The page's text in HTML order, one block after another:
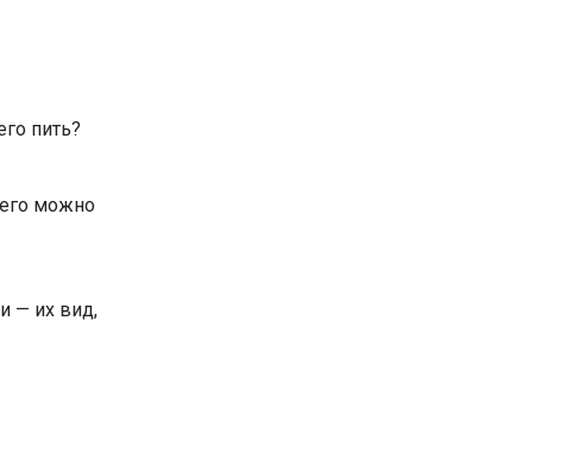
пить?
его можно
— их вид,